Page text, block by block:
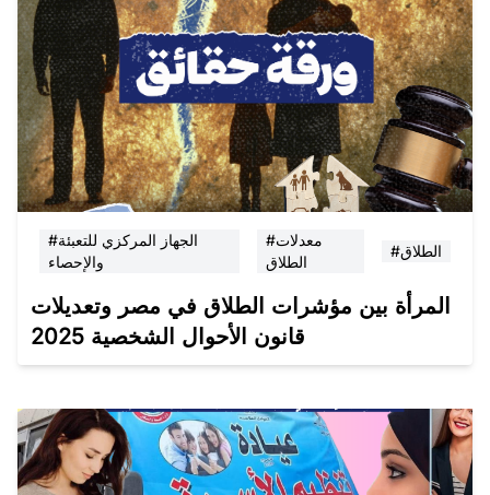
#الجهاز المركزي للتعبئة
والإحصاء
#معدلات
الطلاق
#الطلاق
المرأة بين مؤشرات الطلاق في مصر وتعديلات
قانون الأحوال الشخصية 2025